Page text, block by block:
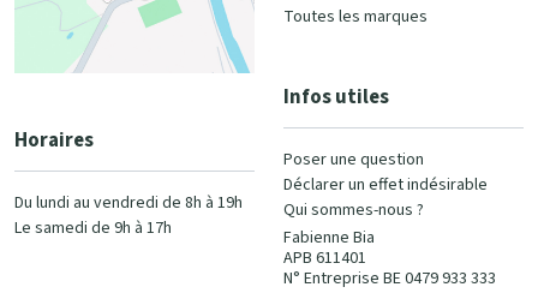
Horaires
Du lundi au vendredi de 8h à 19h
Le samedi de 9h à 17h
Toutes les marques
Infos utiles
Poser une question
Déclarer un effet indésirable
Qui sommes-nous ?
Fabienne Bia
APB 611401
N° Entreprise BE 0479 933 333